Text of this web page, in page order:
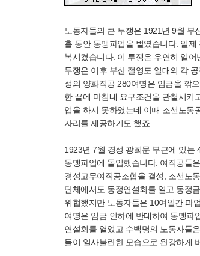
노동자들의 큰 투쟁은 1921년 9월
흘 동안 동맹파업을 벌였습니다. 일
복시켰습니다. 이 투쟁은 우연히 일
투쟁은 이후 부산 절영도 일대의 각
성의 양화직공 280여명은 임금을 깎
한 끝에 마침내 요구조건을 관철시키
업을 하지 못하였는데 이때 조선노동
자리를 제공하기도 했죠.
1923년 7월 경성 광희문 부근에 있는
동맹파업에 돌입했습니다. 여직공들
경성고무여직공조합을 결성, 조선노
단체에서도 동정연설회를 열고 동정
위협했지만 노동자들은 10여일간 파
여명은 임금 인하에 반대하여 동맹파
연설회를 열었고 수백명의 노동자들
들이 일사불란한 모습으로 완강하게